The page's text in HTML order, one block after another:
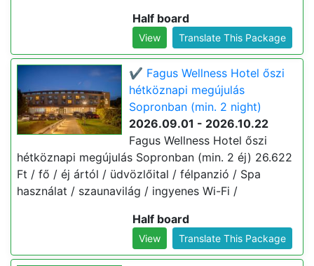
Half board
View Translate This Package
✔️ Fagus Wellness Hotel őszi
hétköznapi megújulás
Sopronban (min. 2 night)
2026.09.01 - 2026.10.22
Fagus Wellness Hotel őszi
hétköznapi megújulás Sopronban (min. 2 éj) 26.622
Ft / fő / éj ártól / üdvözlőital / félpanzió / Spa
használat / szaunavilág / ingyenes Wi-Fi /
Half board
View Translate This Package